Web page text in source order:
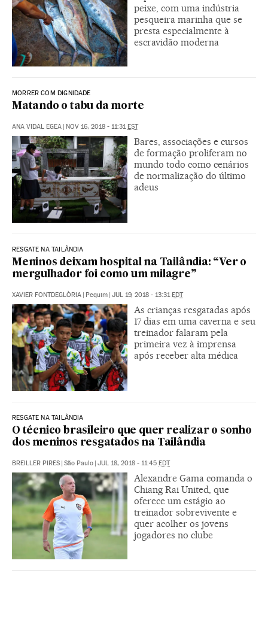
peixe, com uma indústria
pesqueira marinha que se
presta especialmente à
escravidão moderna
MORRER COM DIGNIDADE
Matando o tabu da morte
ANA VIDAL EGEA | NOV 16, 2018 - 11:31EST
Bares, associações e cursos
de formação proliferam no
mundo todo como cenários
de normalização do último
adeus
RESGATE NA TAILÂNDIA
Meninos deixam hospital na Tailândia: “Ver o
mergulhador foi como um milagre”
XAVIER FONTDEGLÒRIA | Pequim | JUL 19, 2018 - 13:31EDT
As crianças resgatadas após
17 dias em uma caverna e seu
treinador falaram pela
primeira vez à imprensa
após receber alta médica
RESGATE NA TAILÂNDIA
O técnico brasileiro que quer realizar o sonho
dos meninos resgatados na Tailândia
BREILLER PIRES | São Paulo | JUL 18, 2018 - 11:45 EDT
Alexandre Gama comanda o
Chiang Rai United, que
oferece um estágio ao
treinador sobrevivente e
quer acolher os jovens
jogadores no clube